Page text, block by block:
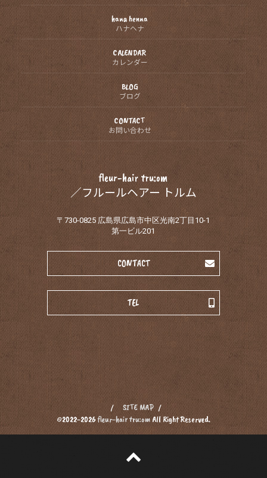
hana henna
ハナヘナ
CALENDAR
カレンダー
BLOG
ブログ
CONTACT
お問い合わせ
fleur-hair tru:om
／フルールヘアー トルム
〒730-0825 広島県広島市中区光南2丁目10-1
第一ビル201
CONTACT
TEL
SITE MAP
©2022-2026fleur-hair tru:omAll Right Reserved.